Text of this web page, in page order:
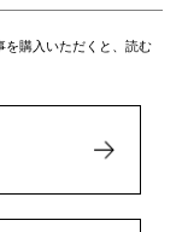
を購入いただくと、読む